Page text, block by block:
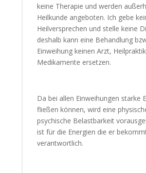
keine Therapie und werden
Heilkunde angeboten. Ich gebe
Heilversprechen und stelle keine
deshalb kann eine Behandlung
Einweihung keinen Arzt,
Medikamente ersetzen.
Da bei allen Einweihungen starke
fließen können, wird eine
psychische Belastbarkeit
ist für die Energien die er
verantwortlich.